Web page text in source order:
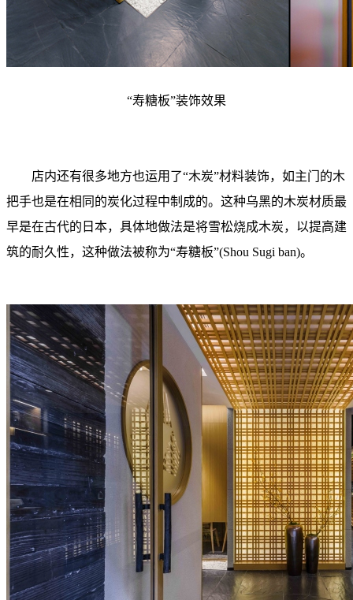
“寿糖板”装饰效果
店内还有很多地方也运用了“木炭”材料装饰，如主门的木
把手也是在相同的炭化过程中制成的。这种乌黑的木炭材质最
早是在古代的日本，具体地做法是将雪松烧成木炭，以提高建
筑的耐久性，这种做法被称为“寿糖板”(Shou Sugi ban)。